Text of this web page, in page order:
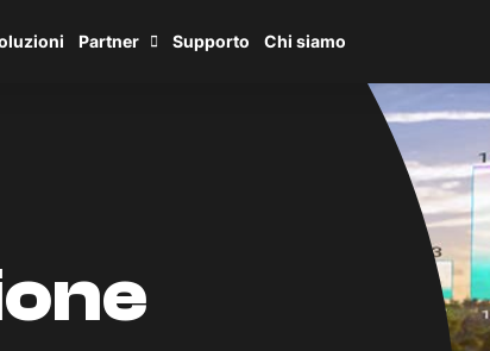
Partner Supporto Chi siamo